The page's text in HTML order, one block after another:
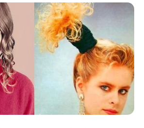
foci? Lőttek a sokmilliós
az eddigi rendszer